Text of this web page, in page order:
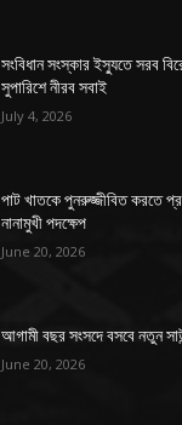
সংবিধান সংস্কার ইস্যুতে সরব
সুপারিশে নীরব সবাই
July 4, 2026
পাট খাতকে পুনরুজ্জীবিত করতে
নানামুখী পদক্ষেপ
June 20, 2026
আগামী বছর সংসদে বসবে নতুন
June 20, 2026